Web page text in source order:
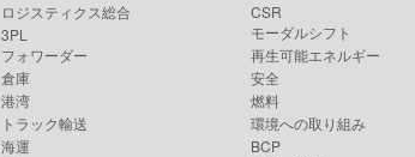
ロジスティクス総合
3PL
フォワーダー
倉庫
港湾
トラック輸送
海運
CSR
モーダルシフト
再生可能エネルギー
安全
燃料
環境への取り組み
BCP